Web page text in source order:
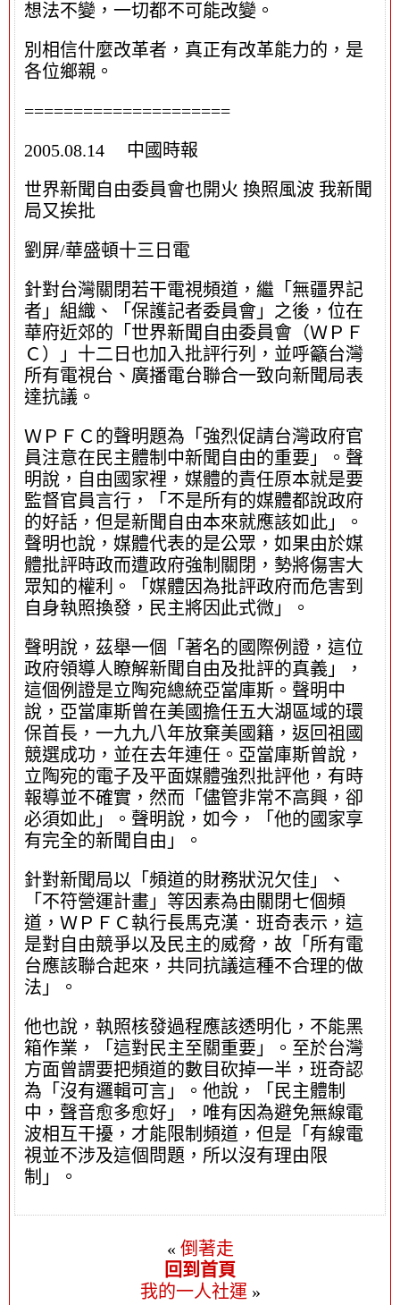
想法不變，一切都不可能改變。
別相信什麼改革者，真正有改革能力的，是
各位鄉親。
=====================
2005.08.14 中國時報
世界新聞自由委員會也開火 換照風波 我新聞
局又挨批
劉屏/華盛頓十三日電
針對台灣關閉若干電視頻道，繼「無疆界記
者」組織、「保護記者委員會」之後，位在
華府近郊的「世界新聞自由委員會（ＷＰＦ
Ｃ）」十二日也加入批評行列，並呼籲台灣
所有電視台、廣播電台聯合一致向新聞局表
達抗議。
ＷＰＦＣ的聲明題為「強烈促請台灣政府官
員注意在民主體制中新聞自由的重要」。聲
明說，自由國家裡，媒體的責任原本就是要
監督官員言行，「不是所有的媒體都說政府
的好話，但是新聞自由本來就應該如此」。
聲明也說，媒體代表的是公眾，如果由於媒
體批評時政而遭政府強制關閉，勢將傷害大
眾知的權利。「媒體因為批評政府而危害到
自身執照換發，民主將因此式微」。
聲明說，茲舉一個「著名的國際例證，這位
政府領導人瞭解新聞自由及批評的真義」，
這個例證是立陶宛總統亞當庫斯。聲明中
說，亞當庫斯曾在美國擔任五大湖區域的環
保首長，一九九八年放棄美國籍，返回祖國
競選成功，並在去年連任。亞當庫斯曾說，
立陶宛的電子及平面媒體強烈批評他，有時
報導並不確實，然而「儘管非常不高興，卻
必須如此」。聲明說，如今，「他的國家享
有完全的新聞自由」。
針對新聞局以「頻道的財務狀況欠佳」、
「不符營運計畫」等因素為由關閉七個頻
道，ＷＰＦＣ執行長馬克漢．班奇表示，這
是對自由競爭以及民主的威脅，故「所有電
台應該聯合起來，共同抗議這種不合理的做
法」。
他也說，執照核發過程應該透明化，不能黑
箱作業，「這對民主至關重要」。至於台灣
方面曾謂要把頻道的數目砍掉一半，班奇認
為「沒有邏輯可言」。他說，「民主體制
中，聲音愈多愈好」，唯有因為避免無線電
波相互干擾，才能限制頻道，但是「有線電
視並不涉及這個問題，所以沒有理由限
制」。
« 倒著走
回到首頁
我的一人社運 »